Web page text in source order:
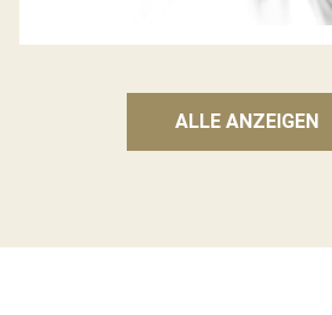
ALLE ANZEIGEN